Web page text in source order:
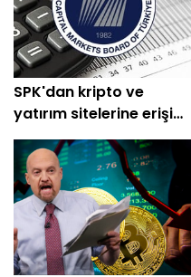
SPK'dan kripto ve
yatırım sitelerine erişim
engeli